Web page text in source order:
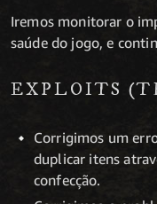
Iremos monitorar o
saúde do jogo, e
EXPLOITS
Corrigimos um
duplicar itens
confecção.